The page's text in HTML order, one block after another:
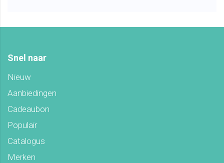
Snel naar
Nieuw
Aanbiedingen
Cadeaubon
Populair
Catalogus
Merken